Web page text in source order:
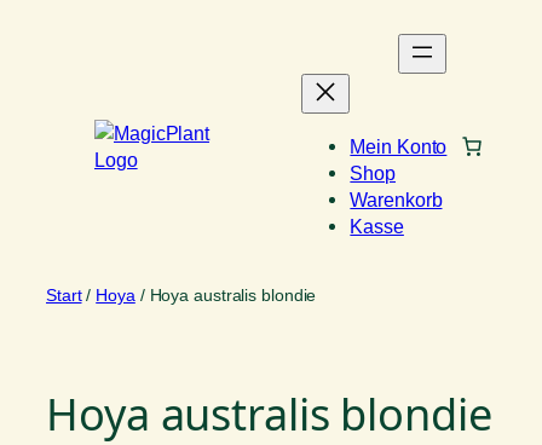
Mein Konto
Shop
Warenkorb
Kasse
Start/ Hoya / Hoya australis blondie
Hoya australis blondie